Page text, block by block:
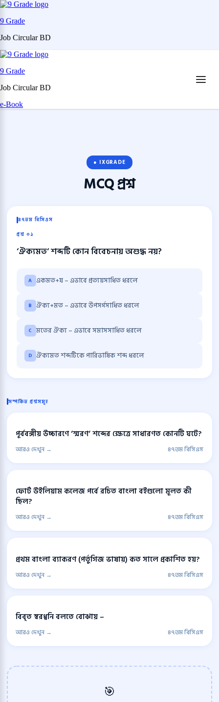
9 Grade
Job Circular BD
Skip
content
Enter)
9 Grade
Job Circular BD
e-Book
● IXGRADE
MCQপ্রশ্ন
৪৭তম বিসিএস
প্রশ্ন ০১
‘ঐক্যমত‘ শব্দটি কোন বিবেচনায় অশুদ্ধ নয়?
A একমত+য – এভাবে প্রত্যয়সাধিত ধরলে
B ঐক্য+মত – এভাবে উপসর্গসাধিত ধরলে
C মতের ঐক্য – এভাবে সমাসসাধিত ধরলে
D ঐক্যমত শব্দটিকে পারিভাষিক শব্দ ধরলে
সম্পর্কিত প্রশ্নসমূহ
পূর্ববঙ্গীয় উচ্চারণে ‘স্মরণ‘ শব্দের ক্ষেত্রে সাধারণত কোনটি ঘটে?
আরও দেখুন → ৪৭তম বিসিএস
ফোর্ট উইলিয়াম কলেজ পর্বে রচিত বাংলা বইগুলো মূলত কী
ছিল?
আরও দেখুন → ৪৭তম বিসিএস
প্রথম বাংলা ব্যাকরণ (পর্তুগিজ ভাষায়) কত সালে প্রকাশিত হয়?
আরও দেখুন → ৪৭তম বিসিএস
বিবৃত স্বরধ্বনি বলতে বোঝায় –
আরও দেখুন → ৪৭তম বিসিএস
🎯